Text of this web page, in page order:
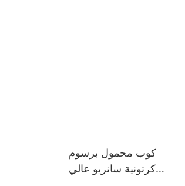
كوب محمول برسوم
كرتونية سانريو عالي